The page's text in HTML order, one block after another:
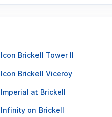
Icon Brickell Tower II
Icon Brickell Viceroy
Imperial at Brickell
Infinity on Brickell